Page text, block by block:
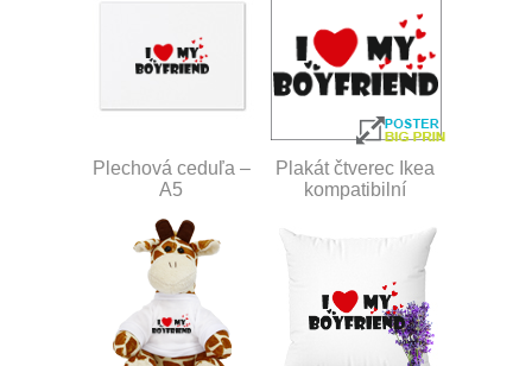
Plechová ceduľa –
A5
Plakát čtverec Ikea
kompatibilní